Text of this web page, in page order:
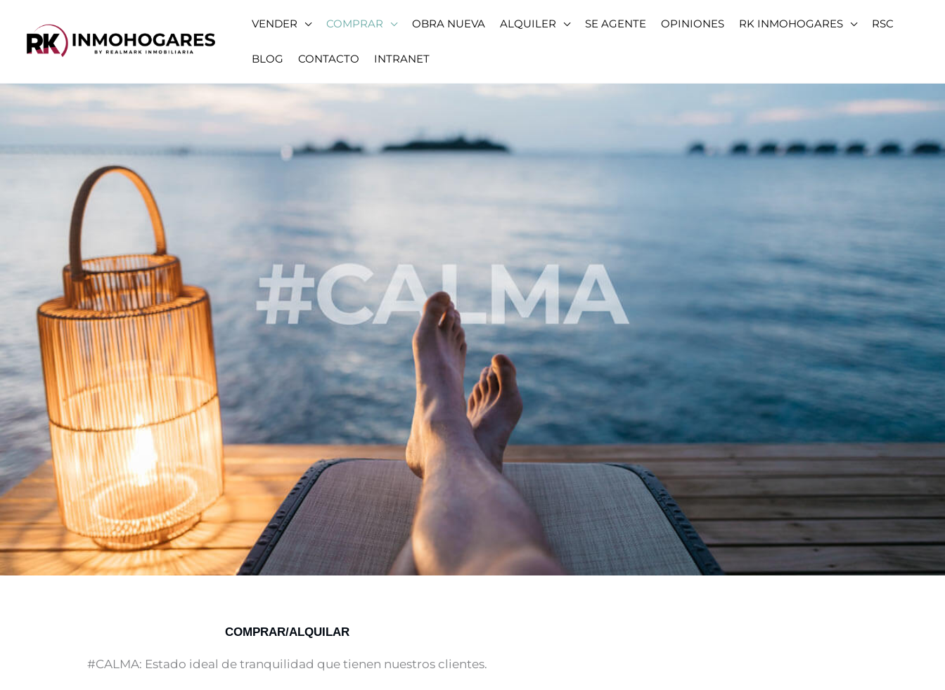
contenido
VENDER COMPRAR OBRA NUEVA ALQUILER SE AGENTE OPINIONES RK INMOHOGARES RSC
BLOG CONTACTO INTRANET
COMPRAR/ALQUILAR
#CALMA: Estado ideal de tranquilidad que tienen nuestros clientes.